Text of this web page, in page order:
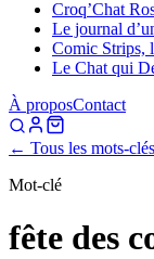
Croq’Chat
Le journal
Comic Strips,
Le Chat qui
À proposContact
← Tous les mots-clés
Mot-clé
fête des